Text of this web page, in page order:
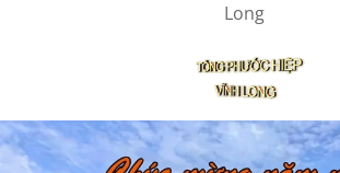
Long